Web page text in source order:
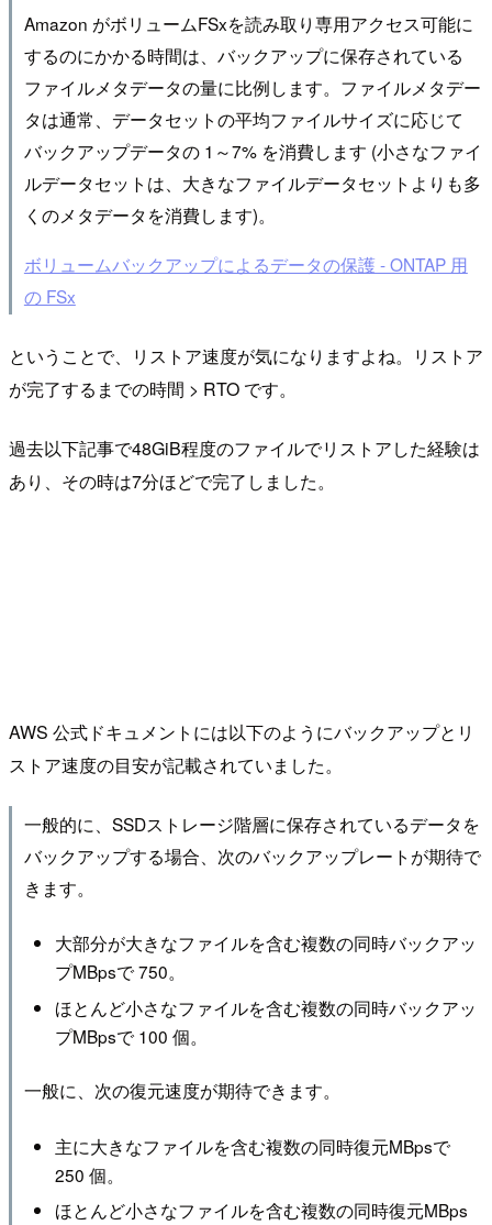
Amazon がボリュームFSxを読み取り専用アクセス可能に
するのにかかる時間は、バックアップに保存されている
ファイルメタデータの量に比例します。ファイルメタデー
タは通常、データセットの平均ファイルサイズに応じて
バックアップデータの 1～7% を消費します (小さなファイ
ルデータセットは、大きなファイルデータセットよりも多
くのメタデータを消費します)。
ボリュームバックアップによるデータの保護 - ONTAP 用
の FSx
ということで、リストア速度が気になりますよね。リストア
が完了するまでの時間 > RTO です。
過去以下記事で48GiB程度のファイルでリストアした経験は
あり、その時は7分ほどで完了しました。
AWS 公式ドキュメントには以下のようにバックアップとリ
ストア速度の目安が記載されていました。
一般的に、SSDストレージ階層に保存されているデータを
バックアップする場合、次のバックアップレートが期待で
きます。
大部分が大きなファイルを含む複数の同時バックアッ
プMBpsで 750。
ほとんど小さなファイルを含む複数の同時バックアッ
プMBpsで 100 個。
一般に、次の復元速度が期待できます。
主に大きなファイルを含む複数の同時復元MBpsで
250 個。
ほとんど小さなファイルを含む複数の同時復元MBps